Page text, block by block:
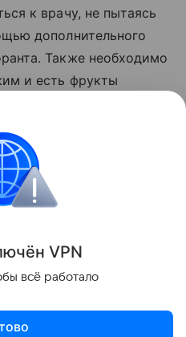
к врачу, не пытаясь
дополнительного
Также необходимо
и есть фрукты
тормозом старения.
ён VPN
всё работало